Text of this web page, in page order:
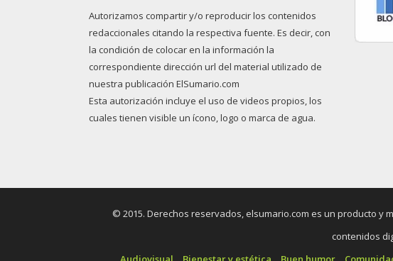
Autorizamos compartir y/o reproducir los contenidos
redaccionales citando la respectiva fuente. Es decir, con
la condición de colocar en la información la
correspondiente dirección url del material utilizado de
nuestra publicación ElSumario.com
Esta autorización incluye el uso de videos propios, los
cuales tienen visible un ícono, logo o marca de agua.
© 2015. Derechos reservados, elsumario.com es un producto y
contenidos